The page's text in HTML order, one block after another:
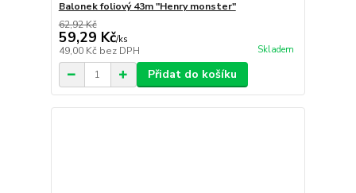
Balonek foliový 43m "Henry monster"
62,92 Kč
59,29 Kč/ks
49,00 Kč bez DPH Skladem
Přidat do košíku